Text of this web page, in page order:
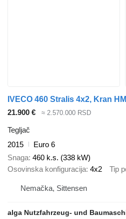
IVECO 460 Stralis 4x2, Kran
21.900 €
≈ 2.570.000 RSD
Tegljač
2015
Euro 6
Snaga 460 k.s. (338 kW)
Osovinska konfiguracija 4x2 Tip
Nemačka, Sittensen